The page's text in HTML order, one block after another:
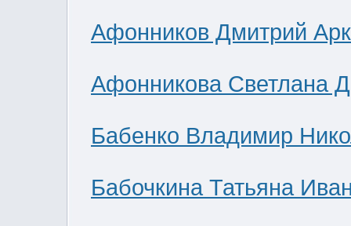
Афонников Дмитрий
Афонникова Светлана
Бабенко Владимир
Бабочкина Татьяна